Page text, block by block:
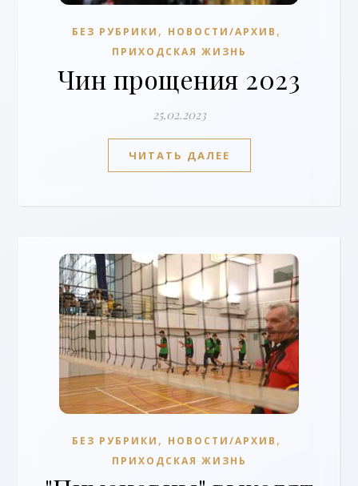
БЕЗ РУБРИКИ , НОВОСТИ/АРХИВ ,
ПРИХОДСКАЯ ЖИЗНЬ
Чин прощения 2023
25.02.2023
ЧИТАТЬ ДАЛЕЕ
БЕЗ РУБРИКИ , НОВОСТИ/АРХИВ ,
ПРИХОДСКАЯ ЖИЗНЬ